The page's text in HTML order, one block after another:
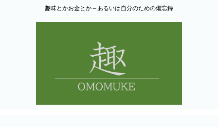
趣味とかお金とか～あるいは自分のための備忘録